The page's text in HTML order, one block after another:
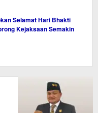
Selamat Hari Bhakti
Kejaksaan Semakin